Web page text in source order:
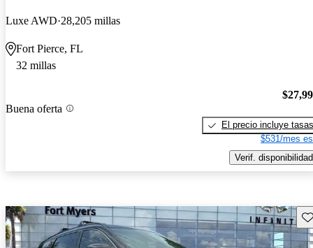
Luxe AWD 28,205 millas
Fort Pierce, FL
32 millas
Buena oferta
El precio incluye tasas
$531/mes
Verif. disponibilidad